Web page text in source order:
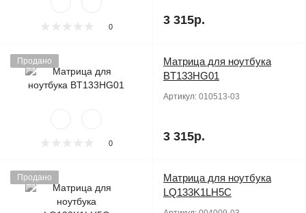
0 3 315р.
Продано
0
Матрица для ноутбука
BT133HG01
Артикул: 010513-03
3 315р.
Продано
Матрица для ноутбука
LQ133K1LH5C